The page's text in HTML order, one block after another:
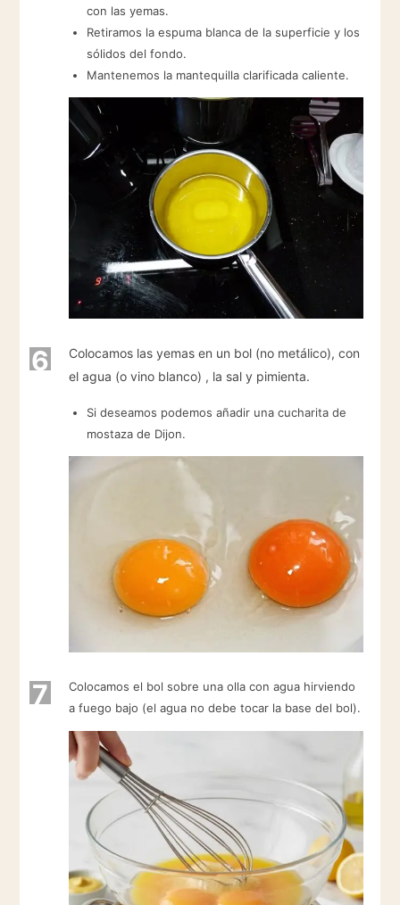
con las yemas.
Retiramos la espuma blanca de la superficie y los
sólidos del fondo.
Mantenemos la mantequilla clarificada caliente.
6
Colocamos las yemas en un bol (no metálico), con
el agua (o vino blanco) , la sal y pimienta.
Si deseamos podemos añadir una cucharita de
mostaza de Dijon.
7
Colocamos el bol sobre una olla con agua hirviendo
a fuego bajo (el agua no debe tocar la base del bol).